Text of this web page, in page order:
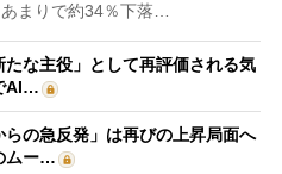
まりで約34％下落…
な主役」として再評価される気
AI…
の急反発」は再びの上昇局面へ
ムー…